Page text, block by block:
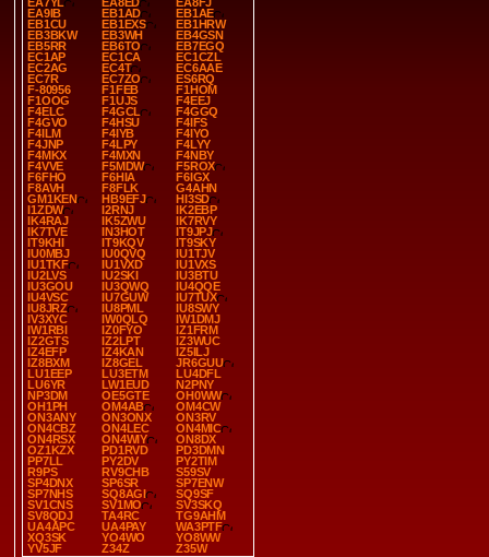
EA9IB
EB1AD
EB1AE
EB1CU
EB1EXS
EB1HRW
EB3BKW
EB3WH
EB4GSN
EB5RR
EB6TO
EB7EGQ
EC1AP
EC1CA
EC1CZL
EC2AG
EC4T
EC6AAE
EC7R
EC7ZO
ES6RQ
F-80956
F1FEB
F1HOM
F1OOG
F1UJS
F4EEJ
F4ELC
F4GCL
F4GGQ
F4GVO
F4HSU
F4IFS
F4ILM
F4IYB
F4IYO
F4JNP
F4LPY
F4LYY
F4MKX
F4MXN
F4NBY
F4VVE
F5MDW
F5ROX
F6FHO
F6HIA
F6IGX
F8AVH
F8FLK
G4AHN
GM1KEN
HB9EFJ
HI3SD
I1ZDW
I2RNJ
IK2EBP
IK4RAJ
IK5ZWU
IK7RVY
IK7TVE
IN3HOT
IT9JPJ
IT9KHI
IT9KQV
IT9SKY
IU0MBJ
IU0QVQ
IU1TJV
IU1TKF
IU1VXD
IU1VXS
IU2LVS
IU2SKI
IU3BTU
IU3GOU
IU3QWQ
IU4QQE
IU4VSC
IU7GUW
IU7TUX
IU8JRZ
IU8PML
IU8SWY
IV3XYC
IW0QLQ
IW1DMJ
IW1RBI
IZ0FYO
IZ1FRM
IZ2GTS
IZ2LPT
IZ3WUC
IZ4EFP
IZ4KAN
IZ5ILJ
IZ8BXM
IZ8GEL
JR6GUU
LU1EEP
LU3ETM
LU4DFL
LU6YR
LW1EUD
N2PNY
NP3DM
OE5GTE
OH0WW
OH1PH
OM4AB
OM4CW
ON3ANY
ON3ONX
ON3RV
ON4CBZ
ON4LEC
ON4MIC
ON4RSX
ON4WIY
ON8DX
OZ1KZX
PD1RVD
PD3DMN
PP7LL
PY2DV
PY2TIM
R9PS
RV9CHB
S59SV
SP4DNX
SP6SR
SP7ENW
SP7NHS
SQ8AGI
SQ9SF
SV1CNS
SV1MO
SV3SKQ
SV8QDJ
TA4RC
TG9AHM
UA4APC
UA4PAY
WA3PTF
XQ3SK
YO4WO
YO8WW
YV5JF
Z34Z Z35W